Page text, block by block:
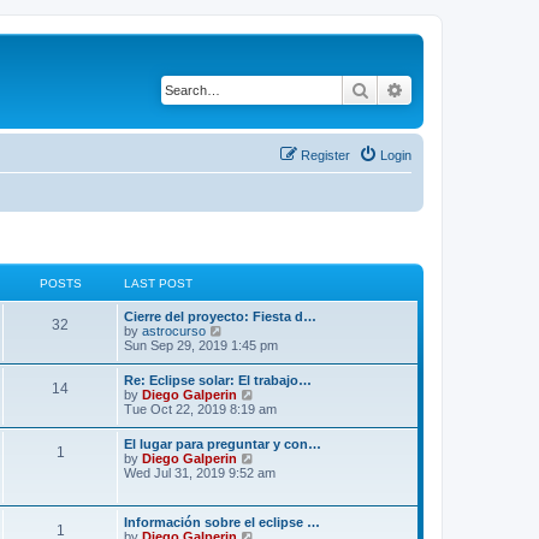
Search
Login
Register
POSTS LAST POST
32
Cierre del proyecto: Fiesta d…
by astrocurso
i
t
h
e
l
a
t
e
t
p
o
Sun Sep 29, 2019 1:45 pm
14
Re: Eclipse solar: El trabajo…
by Diego Galperin
i
t
e
a
Tue Oct 22, 2019 8:19 am
1
El lugar para preguntar y con…
by Diego Galperin
t
h
Wed Jul 31, 2019 9:52 am
1
Información sobre el eclipse …
by Diego Galperin